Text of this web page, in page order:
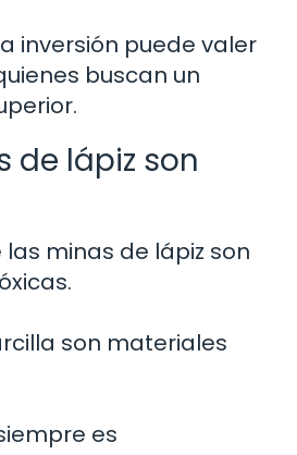
inversión puede valer
buscan un
de lápiz son
minas de lápiz son
son materiales
es